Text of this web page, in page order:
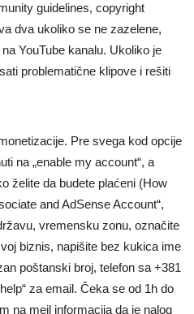
guidelines, copyright
dva ukoliko se ne zazelene,
YouTube kanalu. Ukoliko je
problematične klipove i rešiti
Pre svega kod opcije
na „enable my account“, a
želite da budete plaćeni (How
and AdSense Account“,
vremensku zonu, označite
biznis, napišite bez kukica ime
poštanski broj, telefon sa +381
za email. Čeka se od 1h do
na mejl informacija da je nalog